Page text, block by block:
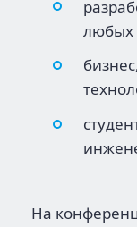
любых
На